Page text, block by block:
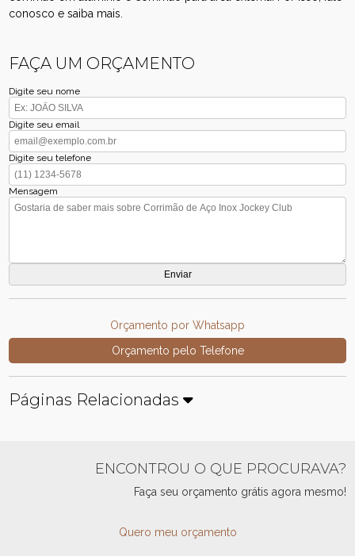
conosco e saiba mais.
FAÇA UM ORÇAMENTO
Digite seu nome
Digite seu email
Digite seu telefone
Mensagem
Orçamento por Whatsapp
Orçamento pelo Telefone
Páginas Relacionadas
ENCONTROU O QUE PROCURAVA?
Faça seu orçamento grátis agora mesmo!
Quero meu orçamento